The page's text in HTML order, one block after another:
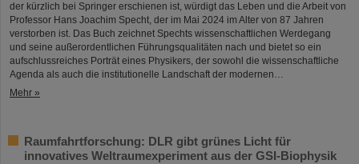
der kürzlich bei Springer erschienen ist, würdigt das Leben und die Arbeit von
Professor Hans Joachim Specht, der im Mai 2024 im Alter von 87 Jahren
verstorben ist. Das Buch zeichnet Spechts wissenschaftlichen Werdegang
und seine außerordentlichen Führungsqualitäten nach und bietet so ein
aufschlussreiches Porträt eines Physikers, der sowohl die wissenschaftliche
Agenda als auch die institutionelle Landschaft der modernen…
Mehr »
Raumfahrtforschung: DLR gibt grünes Licht für
innovatives Weltraumexperiment aus der GSI-Biophysik